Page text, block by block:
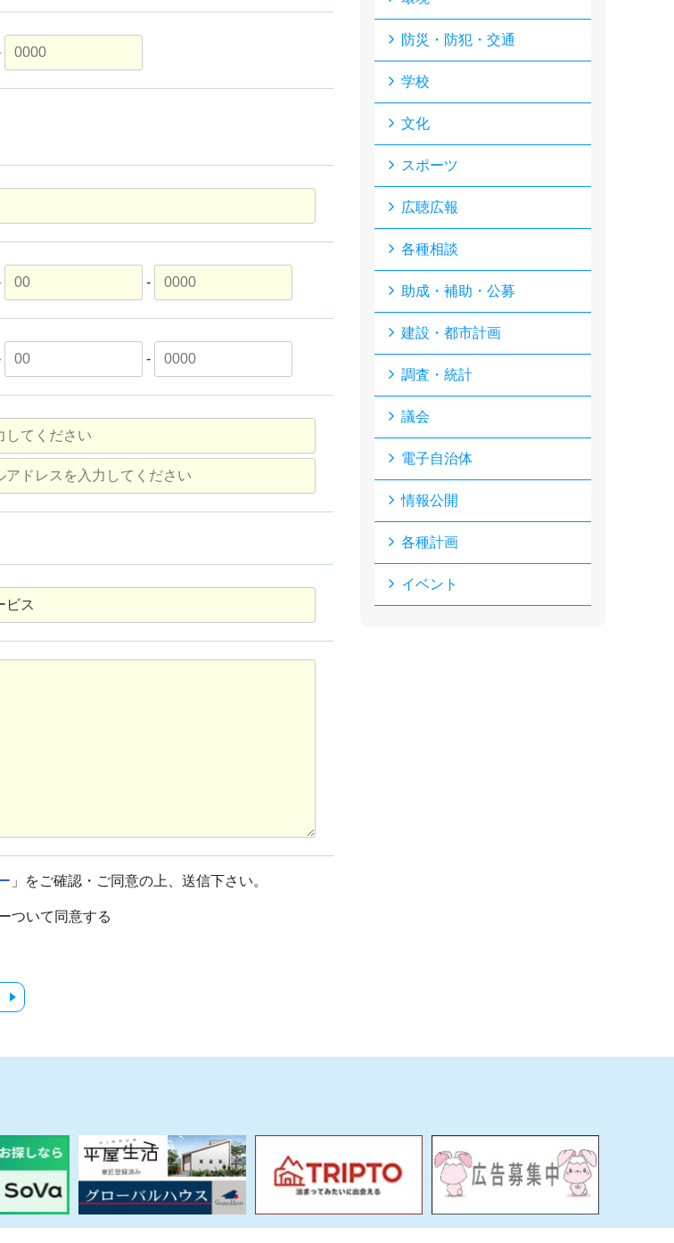
-
-
」をご確認・ご同意の上、送信下さい。
ついて同意する
防災・防犯・交通
学校
文化
スポーツ
広聴広報
各種相談
助成・補助・公募
建設・都市計画
調査・統計
議会
電子自治体
情報公開
各種計画
イベント